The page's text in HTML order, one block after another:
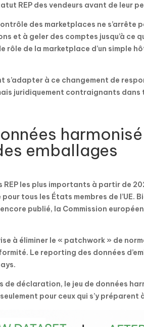
REP des vendeurs avant de leur
des marketplaces ne s’arrête
et à geler des comptes jusqu’à ce
rôle de la marketplace d’un simple
s’adapter à ce changement de
juridiquement contraignants dans
emballages
REP les plus importants à partir de
tous les États membres de l’UE.
publié, la Commission
à éliminer le « patchwork » de
Le reporting des données
de déclaration, le jeu de données
pour ceux qui s’y préparent